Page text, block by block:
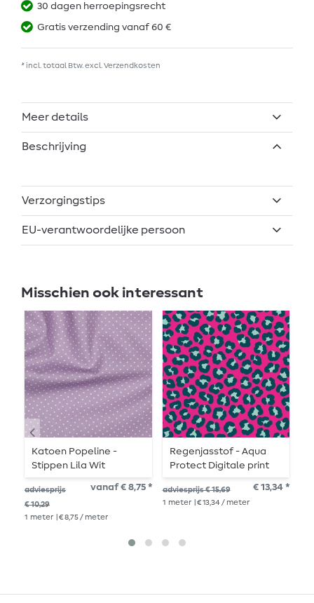
30 dagen herroepingsrecht
Gratis verzending vanaf 60 €
* incl. totaal Btw. excl. Verzendkosten
Meer details
Beschrijving
Verzorgingstips
EU-verantwoordelijke persoon
Misschien ook interessant
Katoen Popeline -
Stippen Lila Wit
adviesprijs
€ 10,29
vanaf € 8,75 *
1 meter | € 8,75 / meter
Regenjasstof - Aqua
Protect Digitale print
Leo Fuchsia
adviesprijs € 15,69 € 13,34 *
1 meter | € 13,34 / meter